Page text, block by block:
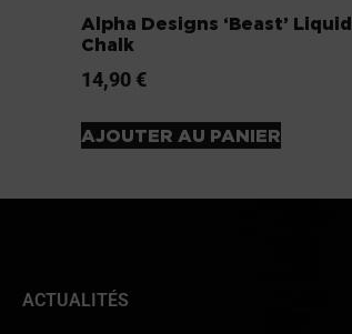
Alpha Designs ‘Beast’ Liquid
Chalk
14,90 €
AJOUTER AU PANIER
ACTUALITÉS